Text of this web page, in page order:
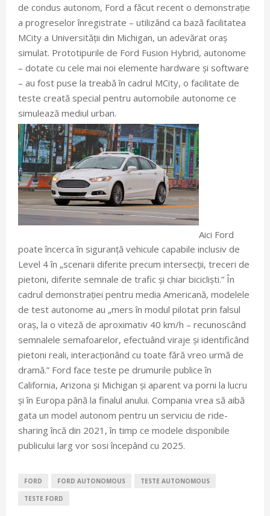
de condus autonom, Ford a făcut recent o demonstrație
a progreselor înregistrate – utilizând ca bază facilitatea
MCity a Universității din Michigan, un adevărat oraș
simulat. Prototipurile de Ford Fusion Hybrid, autonome
– dotate cu cele mai noi elemente hardware și software
– au fost puse la treabă în cadrul MCity, o facilitate de
teste creată special pentru automobile autonome ce
simulează mediul urban.
Aici Ford
poate încerca în siguranță vehicule capabile inclusiv de
Level 4 în „scenarii diferite precum intersecții, treceri de
pietoni, diferite semnale de trafic și chiar bicicliști.” În
cadrul demonstrației pentru media Americană, modelele
de test autonome au „mers în modul pilotat prin falsul
oraș, la o viteză de aproximativ 40 km/h – recunoscând
semnalele semafoarelor, efectuând viraje și identificând
pietoni reali, interacționând cu toate fără vreo urmă de
dramă.” Ford face teste pe drumurile publice în
California, Arizona și Michigan și aparent va porni la lucru
și în Europa până la finalul anului. Compania vrea să aibă
gata un model autonom pentru un serviciu de ride-
sharing încă din 2021, în timp ce modele disponibile
publicului larg vor sosi începând cu 2025.
FORD FORD AUTONOMOUS TESTE AUTONOMOUS
TESTE FORD